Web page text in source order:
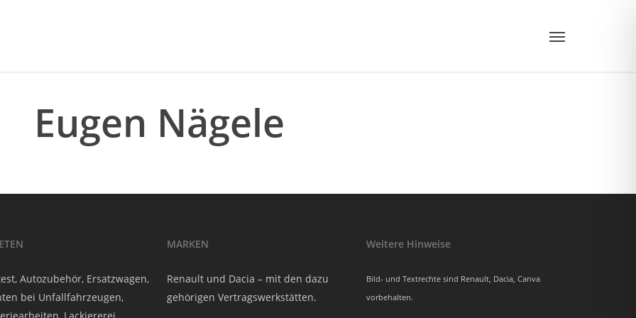
Menu
Eugen Nägele
Autozubehör, Ersatzwagen,
bei Unfallfahrzeugen,
MARKEN
Renault und Dacia – mit den dazu
gehörigen Vertragswerkstätten.
Weitere Hinweise
Bild- und Textrechte sind Renault, Dacia, Canva
vorbehalten.